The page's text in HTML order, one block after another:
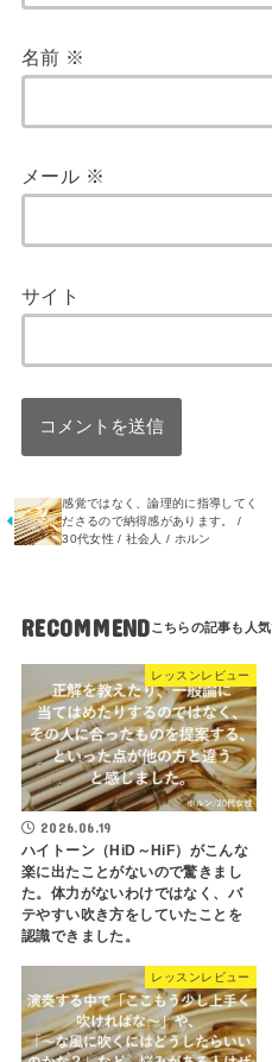
名前 ※
メール ※
サイト
感覚ではなく、論理的に指導してく
ださるので納得感があります。 /
30代女性 / 社会人 / ホルン
RECOMMEND
レッスンレビュー
2026.06.19
ハイトーン（HiD～HiF）がこんな
楽に出たことがないので驚きまし
た。体力がないわけではなく、バ
テやすい吹き方をしていたことを
認識できました。
レッスンレビュー